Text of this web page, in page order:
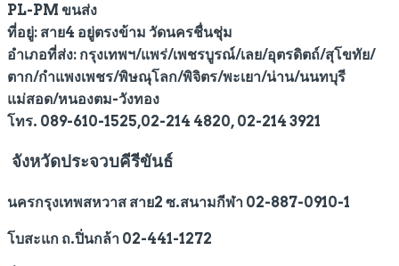
PL-PM ขนส่ง
ที่อยู่: สาย4 อยู่ตรงข้าม วัดนครชื่นชุ่ม
อำเภอที่ส่ง: กรุงเทพฯ/แพร่/เพชรบูรณ์/เลย/อุตรดิตถ์/สุโขทัย/
ตาก/กำแพงเพชร/พิษณุโลก/พิจิตร/พะเยา/น่าน/นนทบุรี
แม่สอด/หนองตม-วังทอง
โทร. 089-610-1525,02-214 4820, 02-214 3921
จังหวัดประจวบคีรีขันธ์
นครกรุงเทพสหวาส สาย2 ซ.สนามกีฬา 02-887-0910-1
โบสะแก ถ.ปิ่นกล้า 02-441-1272